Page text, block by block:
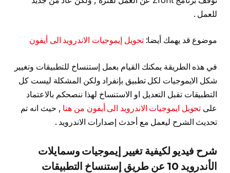
للعمل .
موضوع قد يهمك أيضا:تحويل إيموجيات الاندرويد الى أيفون
في هذه الطريقة يمكنك القيام بعمل إستنساخ للتطبيقات وتغيير
شكل الايموجيات لكل تطبيق بإنفراد ولكن المشكلة ليست كل
التطبيقات تقبل التعديل او الاستنساخ لهذا ننصحكم بالاعتماد
على تحويل ايموجيات الاندرويد الى أيفون من هنا , حيث انه تم
تحديث الشرح ليعمل مع أحدث إصدارات الاندرويد .
شرح فيديو لكيفية تغيير إيموجيات وسمايلات
الأندرويد 10 عن طريق إستنساخ التطبيقات